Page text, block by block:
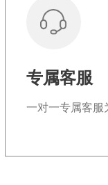
专属客服
一对一专属客服